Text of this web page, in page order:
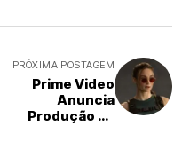
PRÓXIMA POSTAGEM
Prime Video
Anuncia
Produção da